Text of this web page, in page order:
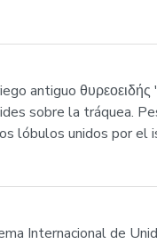
antiguo θυρεοειδής
sobre la tráquea.
lóbulos unidos por el
Internacional de